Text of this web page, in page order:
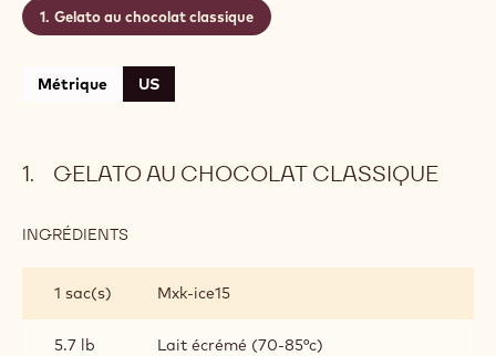
Gelato au chocolat classique
Métrique US
GELATO AU CHOCOLAT CLASSIQUE
INGRÉDIENTS
CHOCOLAT
CLASSIQUE
1 sac(s) Mxk-ice15
5.7 lb Lait écrémé (70-85°c)